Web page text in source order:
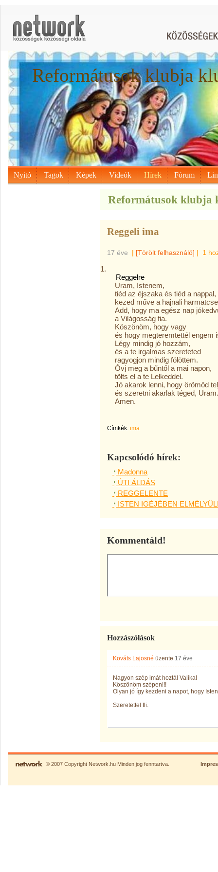
Reformátusok klubja
Nyitó Tagok Képek Videók Hírek Fórum
Reformátusok klubja
Reggeli ima
17 éve | [Törölt felhasználó] | 1
Reggelre
Uram, Istenem,
tiéd az éjszaka és tiéd a nappal,
kezed műve a hajnali
Add, hogy ma egész nap
a Világosság fia.
Köszönöm, hogy vagy
és hogy megteremtettél engem
Légy mindig jó hozzám,
és a te irgalmas szereteted
ragyogjon mindig fölöttem.
Óvj meg a bűntől a mai napon,
tölts el a te Lelkeddel.
Jó akarok lenni, hogy örömöd
és szeretni akarlak téged, Uram.
Amen.
Címkék: ima
Kapcsolódó hírek:
Madonna
ÚTI ÁLDÁS
REGGELENTE
ISTEN IGÉJÉBEN
Kommentáld!
Hozzászólások
Kováts Lajosné üzente 17 éve
Nagyon szép imát hoztál Valika!
Köszönöm szépen!!!
Olyan jó így kezdeni a napot, hogy
Szeretettel Ili.
© 2007 Copyright Network.hu Minden jog fenntartva.